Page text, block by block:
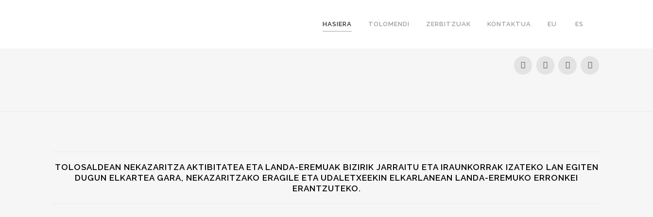
HASIERA TOLOMENDI ZERBITZUAK KONTAKTUA EU ES
TOLOSALDEAN NEKAZARITZA AKTIBITATEA ETA LANDA-EREMUAK BIZIRIK JARRAITU ETA IRAUNKORRAK IZATEKO LAN EGITEN
DUGUN ELKARTEA GARA, NEKAZARITZAKO ERAGILE ETA UDALETXEEKIN ELKARLANEAN LANDA-EREMUKO ERRONKEI
ERANTZUTEKO.